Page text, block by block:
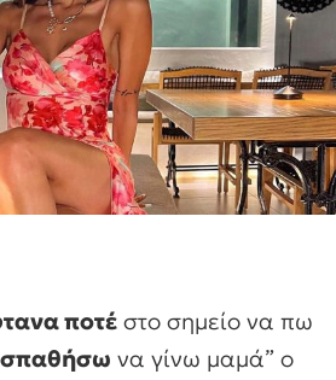
ποτέ στο σημείο να πω
να γίνω μαμά” ο